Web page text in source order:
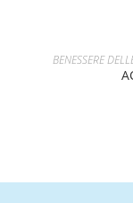
BENESSERE